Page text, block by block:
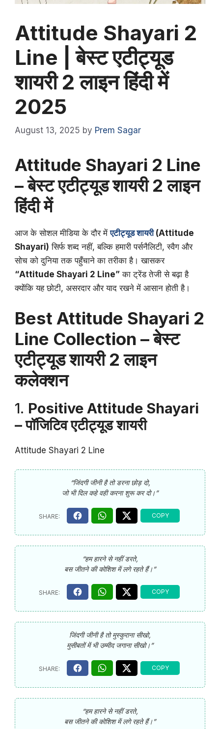
Attitude Shayari 2
Line | बेस्ट एटीट्यूड
शायरी 2 लाइन हिंदी में
2025
August 13, 2025 by Prem Sagar
Attitude Shayari 2 Line
– बेस्ट एटीट्यूड शायरी 2 लाइन
हिंदी में
आज के सोशल मीडिया के दौर मेंएटीट्यूड शायरी(Attitude
Shayari) सिर्फ शब्द नहीं, बल्कि हमारी पर्सनैलिटी, स्वैग और
सोच को दुनिया तक पहुँचाने का तरीका है। खासकर
“Attitude Shayari 2 Line” का ट्रेंड तेजी से बढ़ा है
क्योंकि यह छोटी, असरदार और याद रखने में आसान होती है।
Best Attitude Shayari 2
Line Collection – बेस्ट
एटीट्यूड शायरी 2 लाइन
कलेक्शन
1. Positive Attitude Shayari
– पॉजिटिव एटीट्यूड शायरी
Attitude Shayari 2 Line
“जिंदगी जीनी है तो डरना छोड़ दो,
जो भी दिल कहे वही करना शुरू कर दो।”
“हम हारने से नहीं डरते,
बस जीतने की कोशिश में लगे रहते हैं।”
जिंदगी जीनी है तो मुस्कुराना सीखो,
मुसीबतों में भी उम्मीद जगाना सीखो।”
“हम हारने से नहीं डरते,
बस जीतने की कोशिश में लगे रहते हैं।”